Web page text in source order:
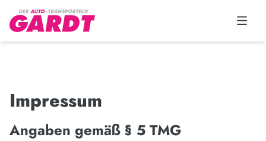
Impressum
Angaben gemäß § 5 TMG